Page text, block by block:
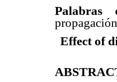
Palabras
propagación
Effect of